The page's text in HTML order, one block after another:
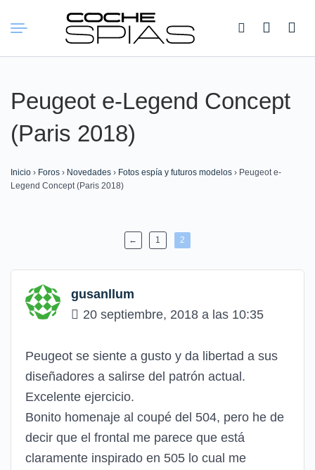
Buscar:
Peugeot e-Legend Concept
(Paris 2018)
Inicio › Foros › Novedades › Fotos espía y futuros modelos › Peugeot e-
Legend Concept (Paris 2018)
← 1 2
gusanllum
20 septiembre, 2018 a las 10:35
Peugeot se siente a gusto y da libertad a sus
diseñadores a salirse del patrón actual.
Excelente ejercicio.
Bonito homenaje al coupé del 504, pero he de
decir que el frontal me parece que está
claramente inspirado en 505 lo cual me